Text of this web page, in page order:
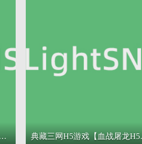
最新整理Win一键服务端+GM授权后台+详细搭建教程 典藏三网H5